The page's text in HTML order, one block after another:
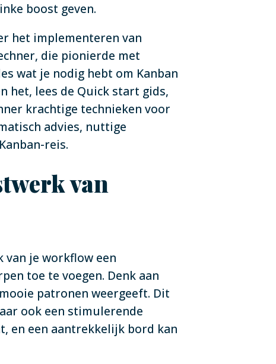
boost geven.
het implementeren van
die pionierde met
wat je nodig hebt om Kanban
het, lees de Quick start gids,
krachtige technieken voor
advies, nuttige
reis.
van
van je workflow een
toe te voegen. Denk aan
patronen weergeeft. Dit
ook een stimulerende
en een aantrekkelijk bord kan